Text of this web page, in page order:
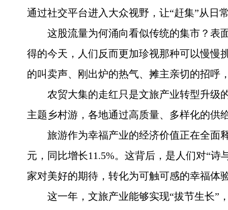
通过社交平台进入大众视野，让“赶集”从日
这股流量为何涌向看似传统的集市？表
得的今天，人们反而更加珍视那种可以慢慢
的叫卖声、刚出炉的热气、摊主亲切的招呼
农贸大集的走红只是文旅产业转型升级
主题乡村游，各地通过高质量、多样化的供
旅游作为幸福产业的经济价值正在全面
元，同比增长11.5%。这背后，是人们对“
家对美好的期待，转化为可触可感的幸福体
这一年，文旅产业能够实现“拔节生长”